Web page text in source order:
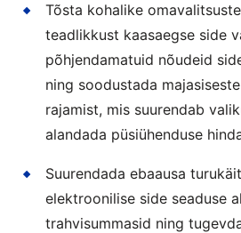
Tõsta kohalike
teadlikkust kaasaegse side
põhjendamatuid nõudeid
ning soodustada
rajamist, mis suurendab
alandada püsiühenduse
Suurendada ebaausa
elektroonilise side seaduse
trahvisummasid ning